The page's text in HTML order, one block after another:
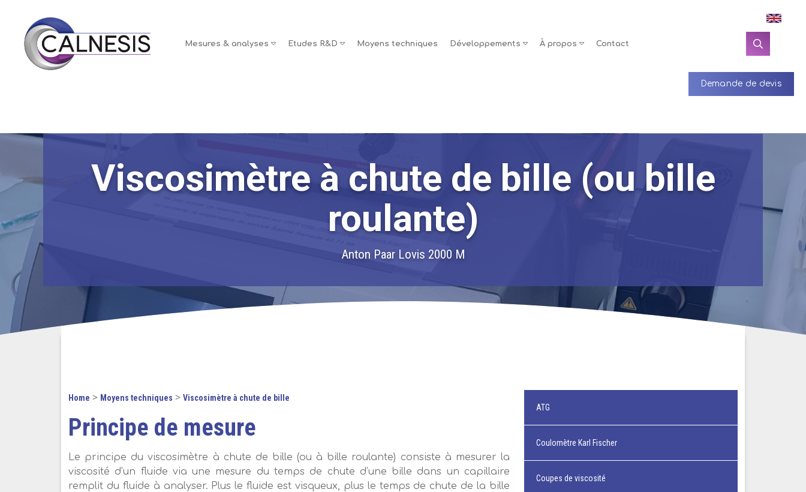
Mesures & analyses Etudes R&D Moyens techniques Développements À propos Contact
Demande de devis
Viscosimètre à chute de bille (ou bille
roulante)
Anton Paar Lovis 2000 M
Home > Moyens techniques > Viscosimètre à chute de bille
Principe de mesure
Le principe du viscosimètre à chute de bille (ou à bille roulante) consiste à mesurer la
viscosité d’un fluide via une mesure du temps de chute d’une bille dans un capillaire
remplit du fluide à analyser. Plus le fluide est visqueux, plus le temps de chute de la bille
ATG
Coulomètre Karl Fischer
Coupes de viscosité